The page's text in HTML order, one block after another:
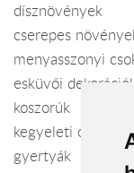
dísznövények
cserepes
menyasszonyi
esküvői
koszorúk
kegyeleti csokrok
gyertyák